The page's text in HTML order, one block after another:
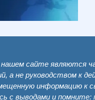
сайте являются
а не руководством к
информацию к
с выводами и помните: